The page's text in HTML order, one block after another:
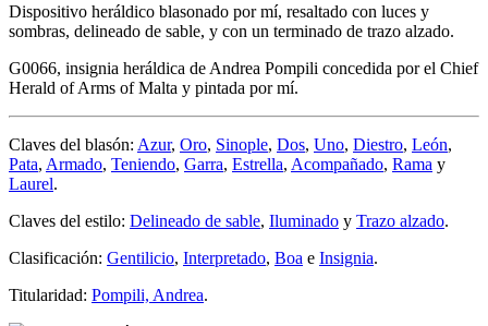
Dispositivo heráldico blasonado por mí, resaltado con luces y
sombras, delineado de sable, y con un terminado de trazo alzado.
G0066, insignia heráldica de Andrea Pompili concedida por el Chief
Herald of Arms of Malta y pintada por mí.
Claves del blasón: Azur, Oro, Sinople, Dos, Uno, Diestro, León,
Pata, Armado, Teniendo, Garra, Estrella, Acompañado, Rama y
Laurel.
Claves del estilo: Delineado de sable, Iluminado y Trazo alzado.
Clasificación: Gentilicio, Interpretado, Boa e Insignia.
Titularidad: Pompili, Andrea.